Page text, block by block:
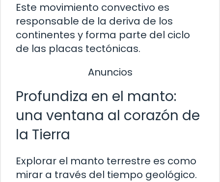
Este movimiento convectivo es
responsable de la deriva de los
continentes y forma parte del ciclo
de las placas tectónicas.
Anuncios
Profundiza en el manto:
una ventana al corazón de
la Tierra
Explorar el manto terrestre es como
mirar a través del tiempo geológico.